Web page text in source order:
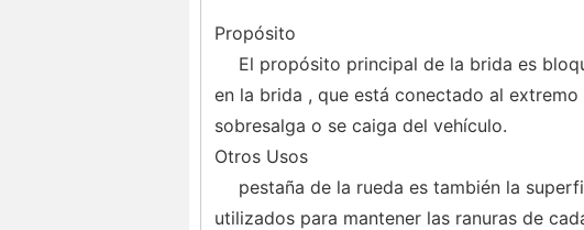
Propósito
El propósito principal de la brida es
en la brida , que está conectado al
sobresalga o se caiga del vehículo.
Otros Usos
pestaña de la rueda es también la
utilizados para mantener las ranuras de